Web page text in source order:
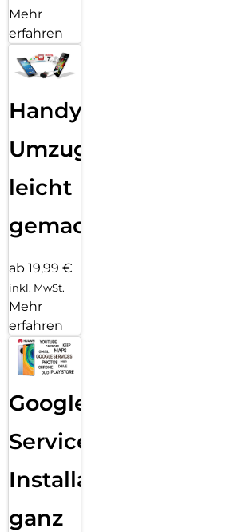
Mehr
erfahren
Handy
Umzug
leicht
gemacht!
ab 19,99 €
inkl. MwSt.
Mehr
erfahren
Google
Services
Installation
ganz